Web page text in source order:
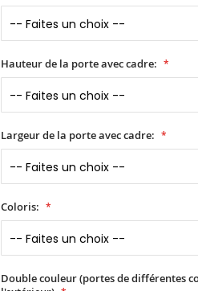
Hauteur de la porte avec cadre:
Largeur de la porte avec cadre:
Coloris:
Double couleur (portes de différentes